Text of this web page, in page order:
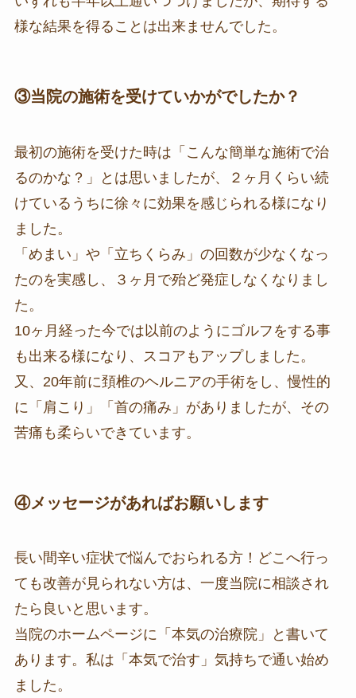
様な結果を得ることは出来ませんでした。
③当院の施術を受けていかがでしたか？
最初の施術を受けた時は「こんな簡単な施術で治
るのかな？」とは思いましたが、２ヶ月くらい続
けているうちに徐々に効果を感じられる様になり
ました。
「めまい」や「立ちくらみ」の回数が少なくなっ
たのを実感し、３ヶ月で殆ど発症しなくなりまし
た。
10ヶ月経った今では以前のようにゴルフをする事
も出来る様になり、スコアもアップしました。
又、20年前に頚椎のヘルニアの手術をし、慢性的
に「肩こり」「首の痛み」がありましたが、その
苦痛も柔らいできています。
④メッセージがあればお願いします
長い間辛い症状で悩んでおられる方！どこへ行っ
ても改善が見られない方は、一度当院に相談され
たら良いと思います。
当院のホームページに「本気の治療院」と書いて
あります。私は「本気で治す」気持ちで通い始め
ました。